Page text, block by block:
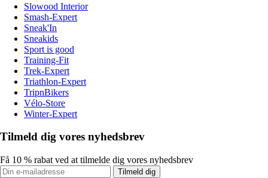
Slowood Interior
Smash-Expert
Sneak'In
Sneakids
Sport is good
Training-Fit
Trek-Expert
Triathlon-Expert
TripnBikers
Vélo-Store
Winter-Expert
Tilmeld dig vores nyhedsbrev
Få 10 % rabat ved at tilmelde dig vores nyhedsbrev
Tilmeld dig